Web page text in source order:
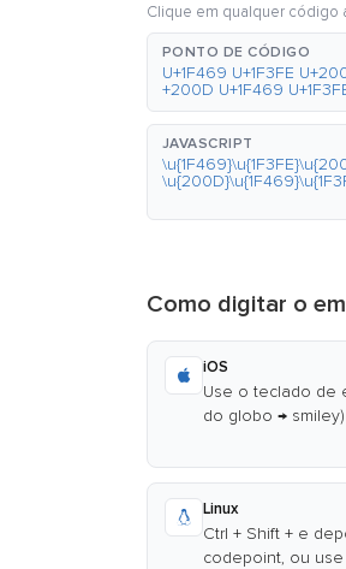
Clique em qualquer código
PONTO DE CÓDIGO
U+1F469 U+1F3FE
+200D U+1F469
JAVASCRIPT
Como digitar o
iOS
Use o teclado de
do globo → smiley)
Linux
Ctrl + Shift + e
codepoint, ou